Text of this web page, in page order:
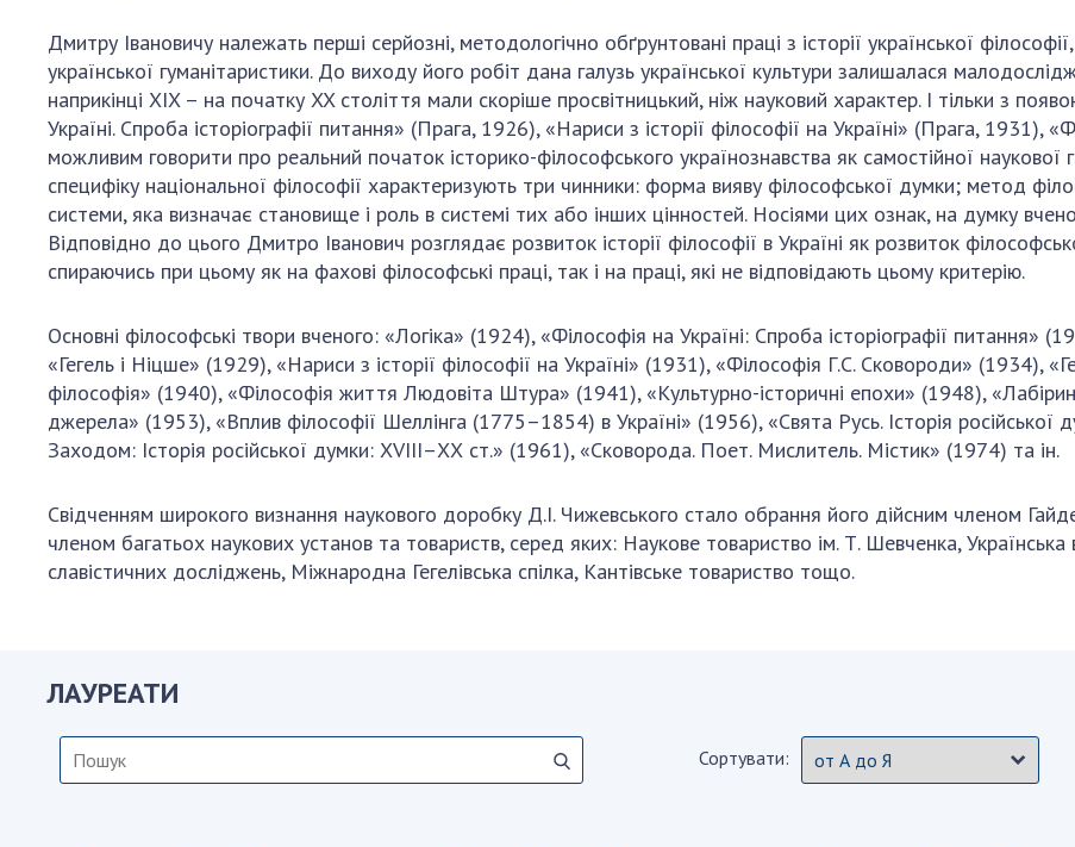
Дмитру Івановичу належать перші серйозні, методологічно обґрунтовані праці з історії української
української гуманітаристики. До виходу його робіт дана галузь української культури залишалася
наприкінці XIX – на початку XX століття мали скоріше просвітницький, ніж науковий характер. І тільки з
Україні. Спроба історіографії питання» (Прага, 1926), «Нариси з історії філософії на Україні» (Прага,
можливим говорити про реальний початок історико-філософського українознавства як самостійної наукової
специфіку національної філософії характеризують три чинники: форма вияву філософської думки; метод
системи, яка визначає становище і роль в системі тих або інших цінностей. Носіями цих ознак, на думку
Відповідно до цього Дмитро Іванович розглядає розвиток історії філософії в Україні як розвиток
спираючись при цьому як на фахові філософські праці, так і на праці, які не відповідають цьому критерію.
Основні філософські твори вченого: «Логіка» (1924), «Філософія на Україні: Спроба історіографії питання»
«Гегель і Ніцше» (1929), «Нариси з історії філософії на Україні» (1931), «Філософія Г.С. Сковороди» (1934),
філософія» (1940), «Філософія життя Людовіта Штура» (1941), «Культурно-історичні епохи» (1948),
джерела» (1953), «Вплив філософії Шеллінга (1775–1854) в Україні» (1956), «Свята Русь. Історія російської
Заходом: Історія російської думки: ХVІІІ–ХХ ст.» (1961), «Сковорода. Поет. Мислитель. Містик» (1974) та ін.
Свідченням широкого визнання наукового доробку Д.І. Чижевського стало обрання його дійсним членом
членом багатьох наукових установ та товариств, серед яких: Наукове товариство ім. Т. Шевченка, Українська
славістичних досліджень, Міжнародна Гегелівська спілка, Кантівське товариство тощо.
ЛАУРЕАТИ
Сортувати: